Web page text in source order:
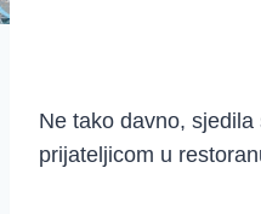
Ne tako davno, sjedila
prijateljicom u